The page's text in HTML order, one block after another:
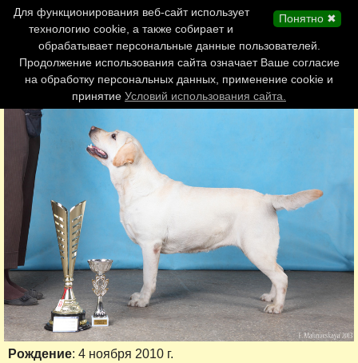
Главная страница
Обновления сайта
Контакты
Персоналии
Форум
Рождение: 4 ноября 2010 г.
Понятно ✖
Для функционирования веб-сайт использует
технологию cookie, а также собирает и
обрабатывает персональные данные пользователей.
Продолжение использования сайта означает Ваше согласие
на обработку персональных данных, применение cookie и
принятие Условий использования сайта.